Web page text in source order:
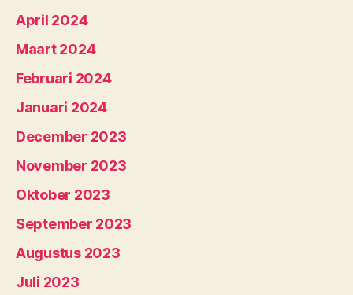
April 2024
Maart 2024
Februari 2024
Januari 2024
December 2023
November 2023
Oktober 2023
September 2023
Augustus 2023
Juli 2023